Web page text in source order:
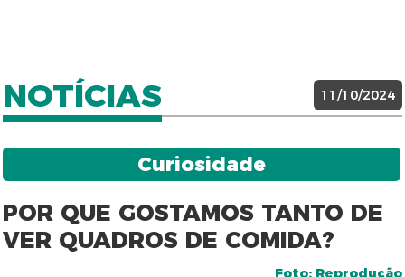
NOTÍCIAS 11/10/2024
Curiosidade
POR QUE GOSTAMOS TANTO DE
VER QUADROS DE COMIDA?
Foto: Reprodução